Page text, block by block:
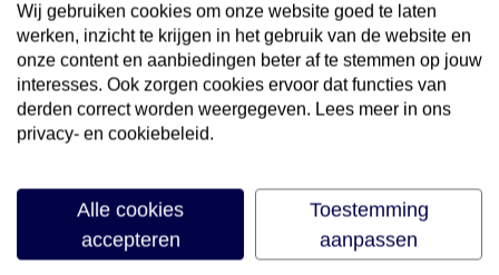
Wij gebruiken cookies om onze website goed te laten
werken, inzicht te krijgen in het gebruik van de website en
onze content en aanbiedingen beter af te stemmen op jouw
interesses. Ook zorgen cookies ervoor dat functies van
derden correct worden weergegeven. Lees meer in ons
privacy- en cookiebeleid.
Alle cookies
accepteren
Toestemming
aanpassen